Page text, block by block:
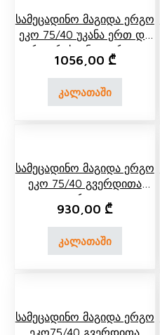
Სამეცადინო Მაგიდა Ერგო
Ეკო 75/40 Უკანა Ერთ Და
Ორ Იარუსიანი Თაროთი
1056,00 ₾
კალათაში
Სამეცადინო Მაგიდა Ერგო
Ეკო 75/40 Გვერდითა
Თაროთი
930,00 ₾
კალათაში
Სამეცადინო Მაგიდა Ერგო
Ეკო75/40 Გვერდითა